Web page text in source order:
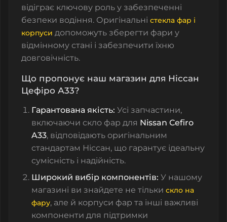
відіграє ключову роль у забезпеченні
безпеки водіння. Оригінальні стекла фар і
корпуси допоможуть зберегти фари у
відмінному стані і забезпечити їхню
довговічність.
Що пропонує наш магазин для Ніссан
Цефіро А33?
Гарантована якість: Усі запчастини,
включаючи скло фар для Nissan Cefiro
A33, відповідають оригінальним
стандартам Ніссан, що гарантує ідеальну
сумісність і надійність.
Широкий вибір компонентів: У нашому
магазині ви знайдете не тільки скло на
фару, але й корпуси фар та інші важливі
компоненти для підтримки